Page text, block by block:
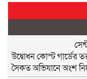
উদ্বোধন কোস্ট গার্ডের
সৈকত অভিযানে অংশ